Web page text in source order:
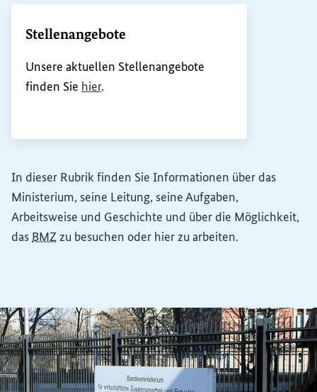
Stellenangebote
Unsere aktuellen Stellenangebote
finden Sie hier.
In dieser Rubrik finden Sie Informationen über das
Ministerium, seine Leitung, seine Aufgaben,
Arbeitsweise und Geschichte und über die Möglichkeit,
das BMZzu besuchen oder hier zu arbeiten.